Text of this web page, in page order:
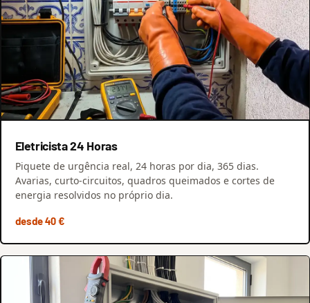
Eletricista 24 Horas
Piquete de urgência real, 24 horas por dia, 365 dias.
Avarias, curto-circuitos, quadros queimados e cortes de
energia resolvidos no próprio dia.
desde 40 €